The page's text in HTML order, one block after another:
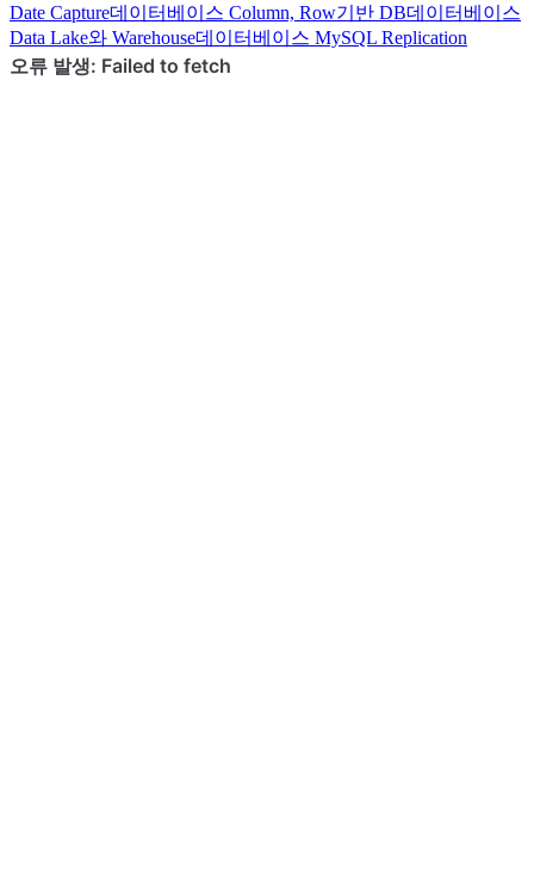
Date Capture데이터베이스 Column, Row기반 DB데이터베이스
Data Lake와 Warehouse데이터베이스 MySQL Replication